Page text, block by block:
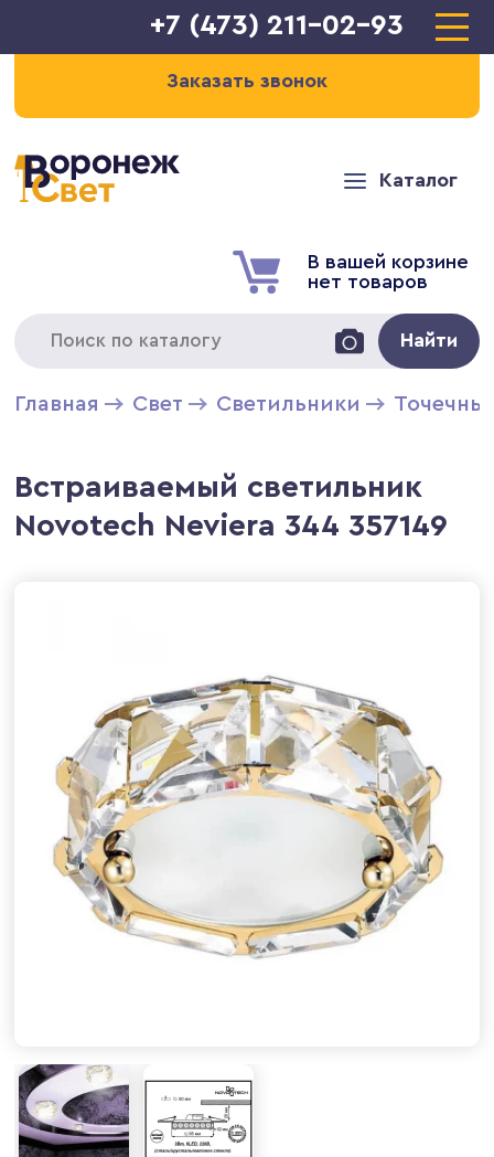
+7 (473) 211-02-93
Заказать звонок
Каталог
В вашей корзине
нет товаров
Найти
Главная Свет Светильники
Встраиваемый светильник
Novotech Neviera 344 357149